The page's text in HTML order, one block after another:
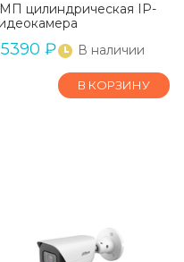
цилиндрическая IP-
₽ В наличии
В КОРЗИНУ